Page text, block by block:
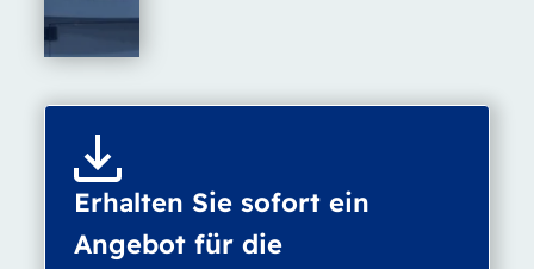
Erhalten Sie sofort ein
Angebot für die